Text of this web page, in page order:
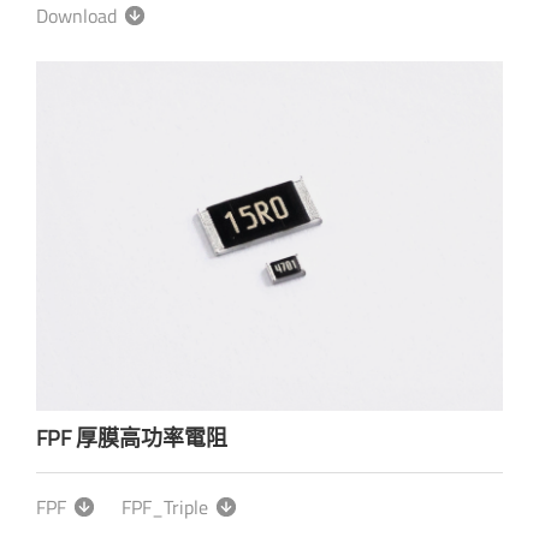
Download
FPF 厚膜高功率電阻
FPF FPF_Triple